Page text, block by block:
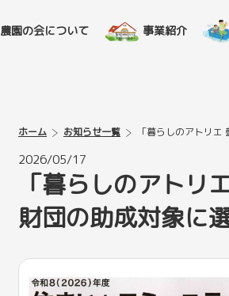
農園の会について 事業紹介
ホーム お知らせ一覧 「暮らしのアトリ
2026/05/17
「暮らしのアトリ
財団の助成対象に